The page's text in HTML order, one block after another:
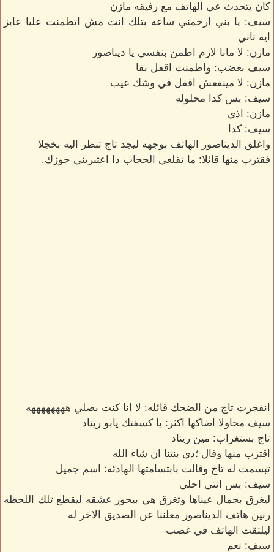
كان يتحدث عى الهاتف مع رفيقه مازن
سيف: يا بني ارحمني ساعه بتلك انت مش اتطمنت عليا عايز
ايه تاني
مازن: لا مانا لازم اطمن بنفسي يا ديناصور
سيف بغضب: واطمنت اقفل بقا
مازن: لا مينفعش اقفل في وشك عيب
سيف: بس كدا محلوله
مازن: اذي
سيف: كدا
واغلق الديناصور الهاتف بوجهه ليجد تاج تنظر اليه بخجلا
فقترب منها قائلا: ما تقلعي الحجاب دا اعتبريني جوزك.
انفجرت تاج من الضحك قائله: لا انا كنت بصلي ههههههههه
سيف محاولا اضاكها اكثر: يا كسفتك يابو ريناد
تاج بستغراب: مين ريناد
اقترب منها وقال ؛دي بنتنا ان شاء الله
تبسمت له تاج وقالت بابتسامتها الهادئه: اسم جميل
سيف: بس انتي احلي
ليغرق بجمال عيناها وتغرق هي ببحور عشقه ليقطع تلك اللحظه
رنين هاتف الديناصور معلننا عن الصديق الاخر له
ليلتقت الهاتف في غضب
سيف: نعم